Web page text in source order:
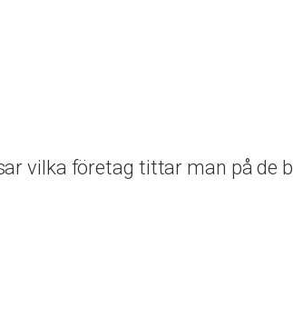
vilka företag tittar man på de